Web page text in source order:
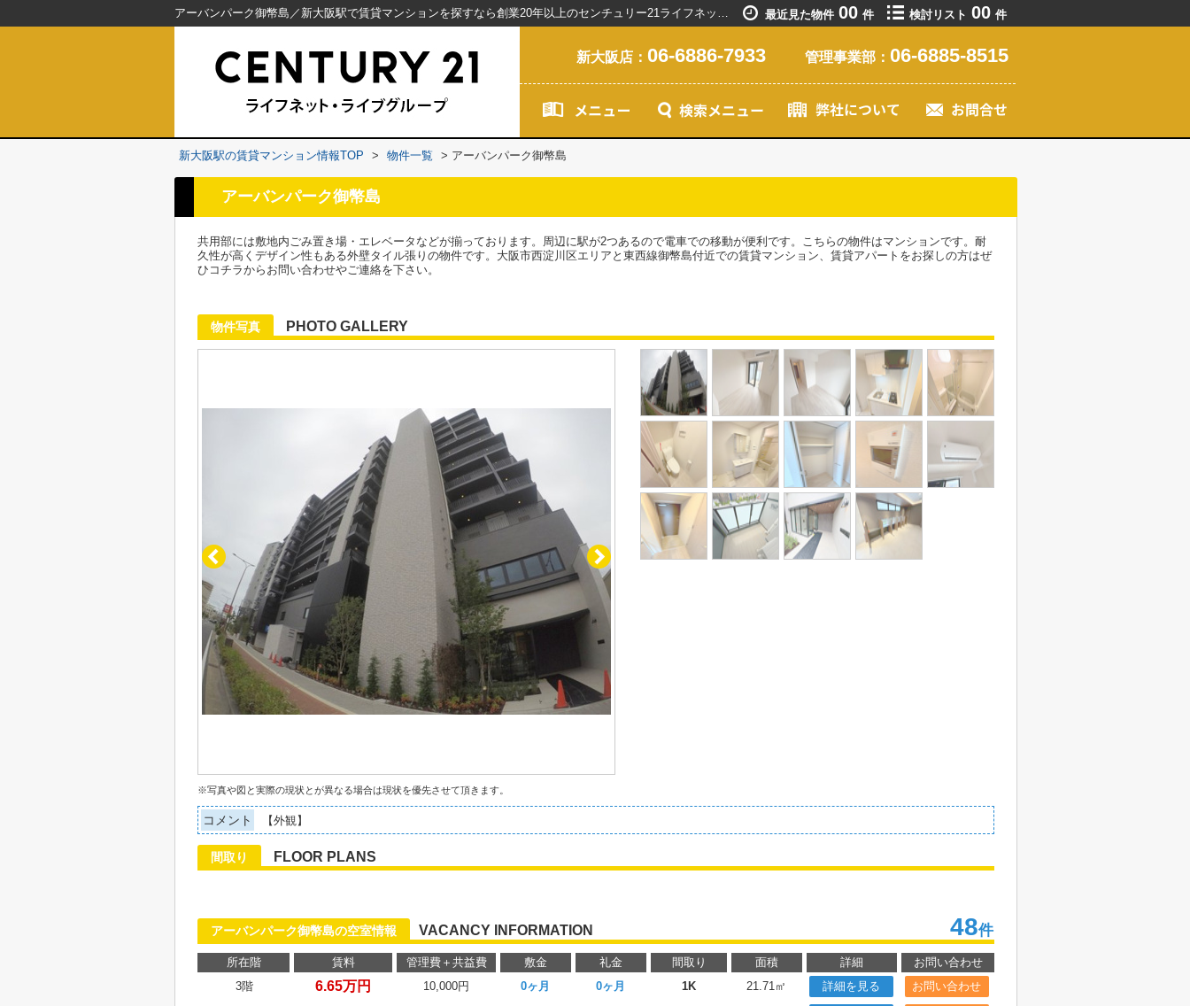
アーバンパーク御幣島／新大阪駅で賃貸マンションを探すなら創業20年以上のセンチュリー21ライフネット・ライブグループ 最近見た物件 00 件 検討リスト 00 件
新大阪店： 06-6886-7933 管理事業部： 06-6885-8515
新大阪駅の賃貸マンション情報TOP > 物件一覧 > アーバンパーク御幣島
アーバンパーク御幣島
共用部には敷地内ごみ置き場・エレベータなどが揃っております。周辺に駅が2つあるので電車での移動が便利です。こちらの物件はマンションです。耐
久性が高くデザイン性もある外壁タイル張りの物件です。大阪市西淀川区エリアと東西線御幣島付近での賃貸マンション、賃貸アパートをお探しの方はぜ
ひコチラからお問い合わせやご連絡を下さい。
物件写真 PHOTO GALLERY
※写真や図と実際の現状とが異なる場合は現状を優先させて頂きます。
コメント 【外観】
間取り FLOOR PLANS
アーバンパーク御幣島の空室情報 VACANCY INFORMATION 48件
所在階 賃料 管理費＋共益費 敷金 礼金 間取り 面積 詳細
お問い合わせ
3階
6.65万円 10,000円 0ヶ月 0ヶ月 1K 21.71㎡ 詳細を見る お問い合わせ